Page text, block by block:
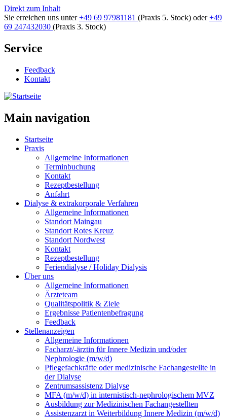
Direkt zum Inhalt
Sie erreichen uns unter+49 69 97981181 (Praxis 5. Stock) oder+49
69 247432030 (Praxis 3. Stock)
Service
Feedback
Kontakt
Main navigation
Startseite
Praxis
Allgemeine Informationen
Terminbuchung
Kontakt
Rezeptbestellung
Anfahrt
Dialyse & extrakorporale Verfahren
Allgemeine Informationen
Standort Maingau
Standort Rotes Kreuz
Standort Nordwest
Kontakt
Rezeptbestellung
Feriendialyse / Holiday Dialysis
Über uns
Allgemeine Informationen
Ärzteteam
Qualitätspolitik & Ziele
Ergebnisse Patientenbefragung
Feedback
Stellenanzeigen
Allgemeine Informationen
Facharzt/-ärztin für Innere Medizin und/oder
Nephrologie (m/w/d)
Pflegefachkräfte oder medizinische Fachangestellte in
der Dialyse
Zentrumsassistenz Dialyse
MFA (m/w/d) in internistisch-nephrologischem MVZ
Ausbildung zur Medizinischen Fachangestellten
Assistenzarzt in Weiterbildung Innere Medizin (m/w/d)